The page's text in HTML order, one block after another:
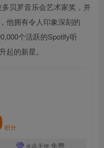
贝罗音乐会艺术家奖，并
他拥有令人印象深刻的
个活跃的Spotify听
起的新星。
积分
水晶天使 免费